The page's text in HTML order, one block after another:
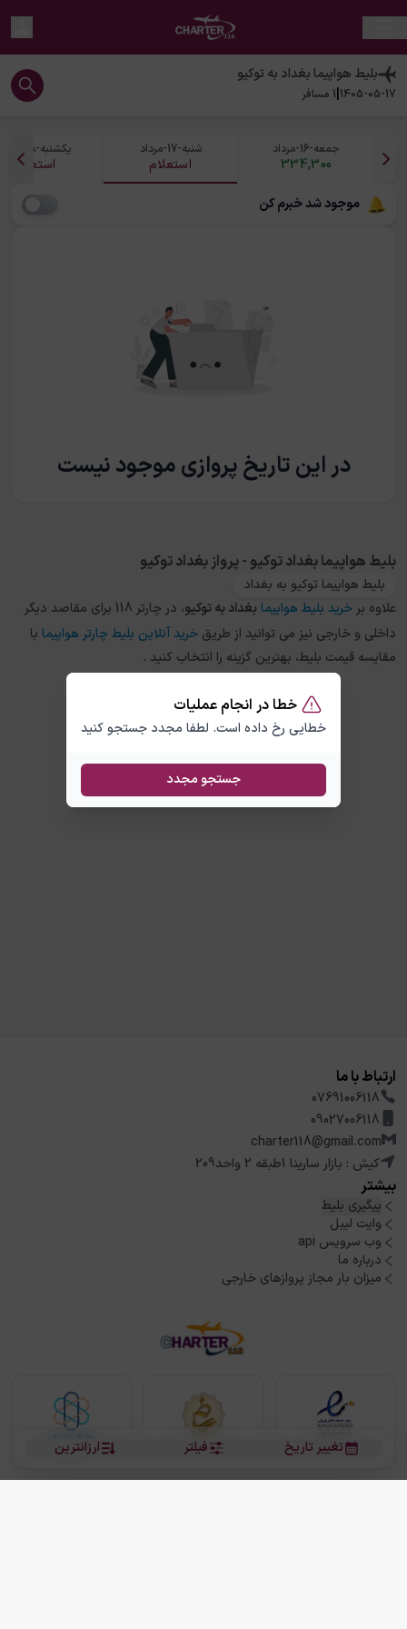
خطا در انجام عملیات
خطایی رخ داده است. لطفا مجدد جستجو کنید
جستجو مجدد
بلیط هواپیمابغداد به توکیو
1405-05-17
|
1 مسافر
جمعه-16-مرداد
334,300
شنبه-17-مرداد
استعلام
یکشنبه-18-مرداد
استعلام
موجود شد خبرم کن
در این تاریخ پروازی موجود نیست
ارزانترین فیلتر تغییر تاریخ
بلیط هواپیما بغداد توکیو - پرواز بغداد توکیو
بلیط هواپیما توکیو به بغداد
علاوه بر خرید بلیط هواپیما بغدادبهتوکیو
، در چارتر 118 برای مقاصد دیگر
داخلی و خارجی نیز می توانید از طریق خرید آنلاین بلیط چارتر هواپیما با
مقایسه قیمت بلیط، بهترین گزینه را انتخاب کنید .
ارتباط با ما
07691006118
09027006118
charter118@gmail.com
کیش : بازار سارینا 1طبقه 2 واحد209
بیشتر
پیگیری بلیط
وایت لیبل
وب سرویس api
درباره ما
میزان بار مجاز پروازهای خارجی